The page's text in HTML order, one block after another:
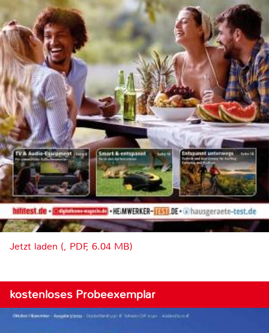
Jetzt laden (, PDF, 6.04 MB)
kostenloses Probeexemplar